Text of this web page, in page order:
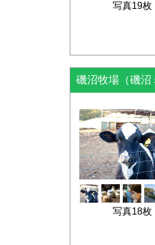
写真19枚
磯沼牧場（磯沼
写真18枚